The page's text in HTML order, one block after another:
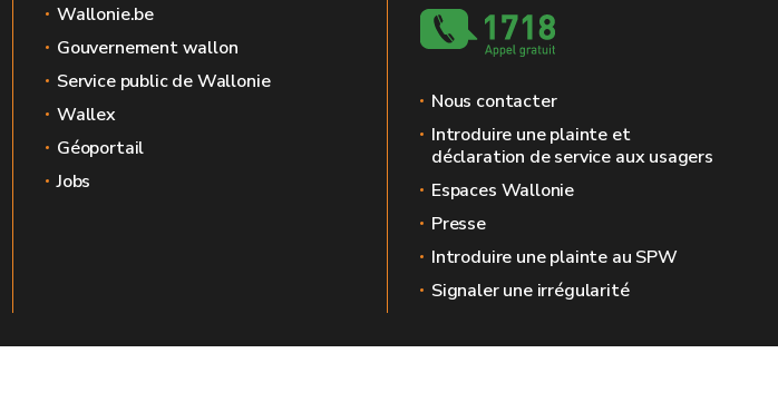
Wallonie.be
Gouvernement wallon
Service public de Wallonie
Wallex
Géoportail
Jobs
Nous contacter
Introduire une plainte et
déclaration de service aux usagers
Espaces Wallonie
Presse
Introduire une plainte au SPW
Signaler une irrégularité